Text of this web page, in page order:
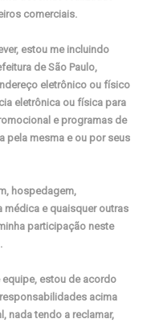
comerciais.
estou me incluindo
de São Paulo,
eletrônico ou físico
eletrônica ou física para
e programas de
pela mesma e ou por seus
hospedagem,
médica e quaisquer outras
participação neste
estou de acordo
acima
nada tendo a reclamar,